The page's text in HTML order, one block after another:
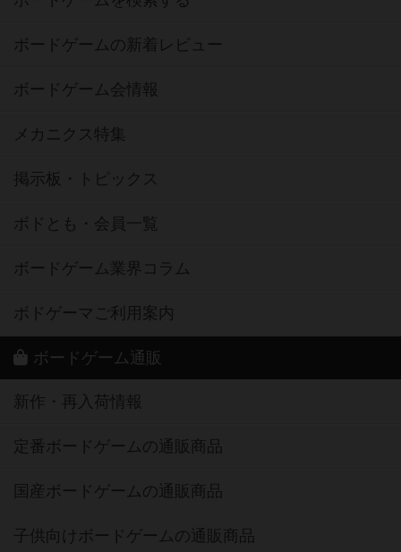
ボードゲームの新着レビュー
ボードゲーム会情報
メカニクス特集
掲示板・トピックス
ボドとも・会員一覧
ボードゲーム業界コラム
ボドゲーマご利用案内
ボードゲーム通販
新作・再入荷情報
定番ボードゲームの通販商品
国産ボードゲームの通販商品
子供向けボードゲームの通販商品